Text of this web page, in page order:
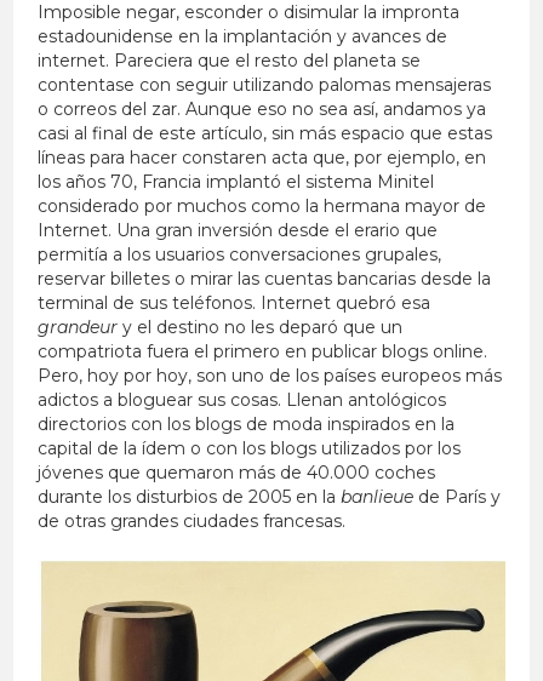
Imposible negar, esconder o disimular la impronta
estadounidense en la implantación y avances de
internet. Pareciera que el resto del planeta se
contentase con seguir utilizando palomas mensajeras
o correos del zar. Aunque eso no sea así, andamos ya
casi al final de este artículo, sin más espacio que estas
líneas para hacer constaren acta que, por ejemplo, en
los años 70, Francia implantó el sistema Minitel
considerado por muchos como la hermana mayor de
Internet. Una gran inversión desde el erario que
permitía a los usuarios conversaciones grupales,
reservar billetes o mirar las cuentas bancarias desde la
terminal de sus teléfonos. Internet quebró esa
grandeur y el destino no les deparó que un
compatriota fuera el primero en publicar blogs online.
Pero, hoy por hoy, son uno de los países europeos más
adictos a bloguear sus cosas. Llenan antológicos
directorios con los blogs de moda inspirados en la
capital de la ídem o con los blogs utilizados por los
jóvenes que quemaron más de 40.000 coches
durante los disturbios de 2005 en la banlieue de París y
de otras grandes ciudades francesas.